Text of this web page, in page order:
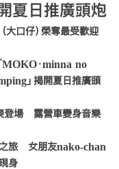
夏日推廣頭炮
口仔）榮奪最受歡迎
MOKO．minna no
」揭開夏日推廣頭
登場   露營車變身音樂
旅   女朋友nako-chan
身